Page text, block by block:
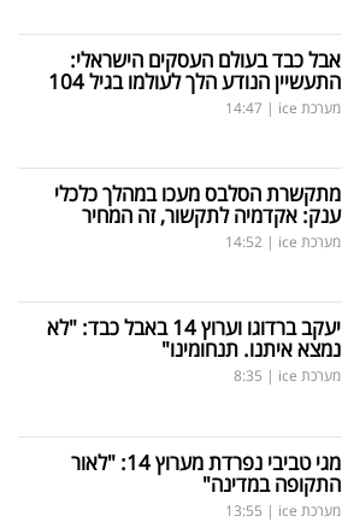
אבל כבד בעולם העסקים הישראלי:
התעשיין הנודע הלך לעולמו בגיל 104
מערכת ice |
14:47
מתקשרת הסלבס מעכו במהלך כלכלי
ענק: אקדמיה לתקשור, זה המחיר
מערכת ice |
14:52
יעקב ברדוגו וערוץ 14 באבל כבד: "לא
נמצא איתנו. תנחומינו"
מערכת ice |
8:35
מגי טביבי נפרדת מערוץ 14: "לאור
התקופה במדינה"
מערכת ice |
13:55